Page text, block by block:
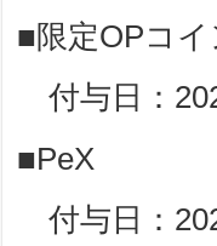
■限定OPコイ
付与日：
■PeX
付与日：